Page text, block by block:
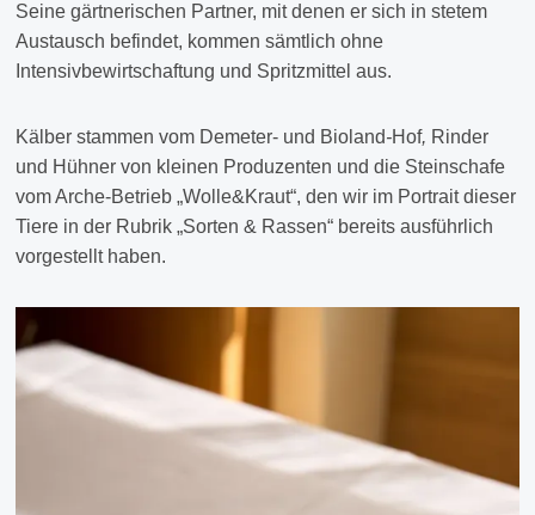
Seine gärtnerischen Partner, mit denen er sich in stetem
Austausch befindet, kommen sämtlich ohne
Intensivbewirtschaftung und Spritzmittel aus.
Kälber stammen vom Demeter- und Bioland-Hof, Rinder
und Hühner von kleinen Produzenten und die Steinschafe
vom Arche-Betrieb „Wolle&Kraut“, den wir im Portrait dieser
Tiere in der Rubrik „Sorten & Rassen“ bereits ausführlich
vorgestellt haben.